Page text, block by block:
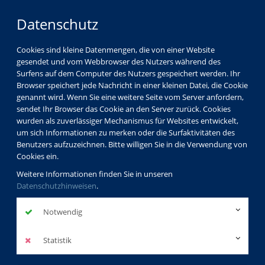
Datenschutz
Cookies sind kleine Datenmengen, die von einer Website
gesendet und vom Webbrowser des Nutzers während des
Surfens auf dem Computer des Nutzers gespeichert werden. Ihr
Browser speichert jede Nachricht in einer kleinen Datei, die Cookie
genannt wird. Wenn Sie eine weitere Seite vom Server anfordern,
sendet Ihr Browser das Cookie an den Server zurück. Cookies
wurden als zuverlässiger Mechanismus für Websites entwickelt,
um sich Informationen zu merken oder die Surfaktivitäten des
Benutzers aufzuzeichnen. Bitte willigen Sie in die Verwendung von
Cookies ein.
Weitere Informationen finden Sie in unseren
Datenschutzhinweisen.
Notwendig
Statistik